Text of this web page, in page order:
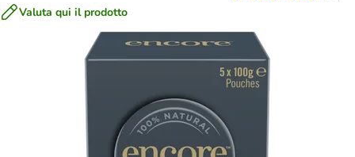
Valuta qui il prodotto